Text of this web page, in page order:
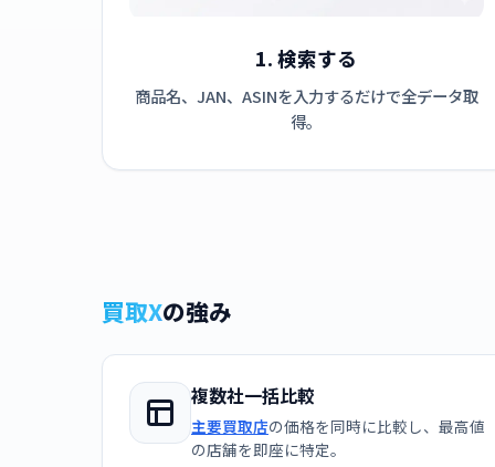
1. 検索する
商品名、JAN、ASINを入力するだけで全データ取
得。
買取Xの強み
複数社一括比較
主要買取店の価格を同時に比較し、最高値
の店舗を即座に特定。